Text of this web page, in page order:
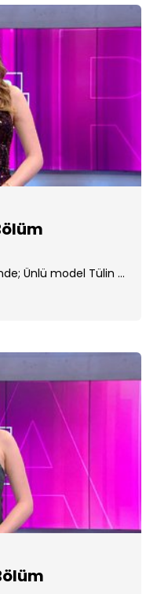
Ünlü model Tülin ...